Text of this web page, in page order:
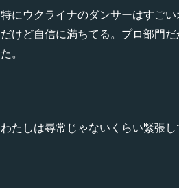
特にウクライナのダンサーはすご
だけど自信に満ちてる。プロ部門
た。
わたしは尋常じゃないくらい緊張